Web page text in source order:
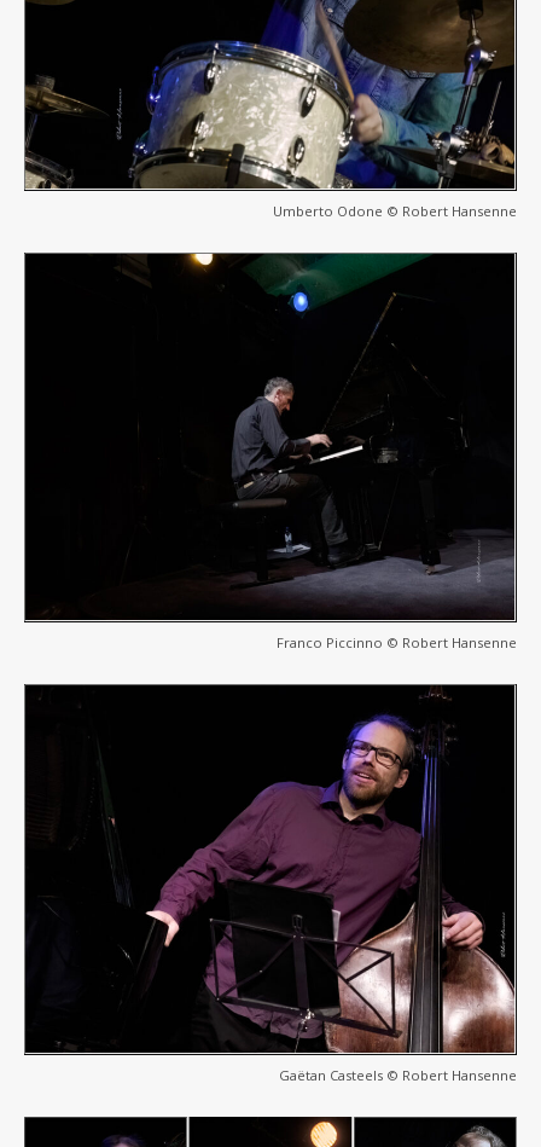
Umberto Odone © Robert Hansenne
Franco Piccinno © Robert Hansenne
Gaëtan Casteels © Robert Hansenne